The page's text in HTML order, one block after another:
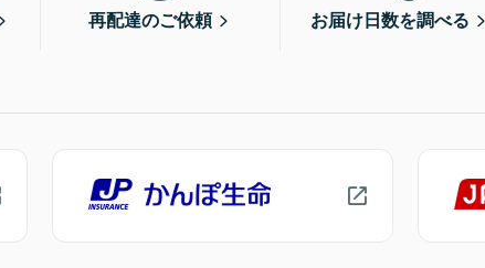
再配達のご依頼 お届け日数を調べる